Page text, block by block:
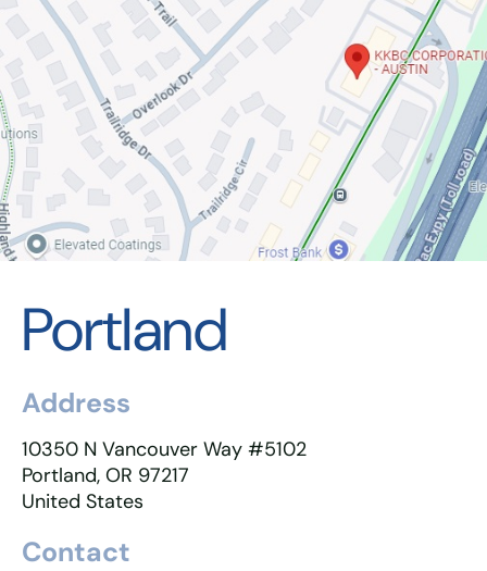
Portland
Address
10350 N Vancouver Way #5102
Portland, OR 97217
United States
Contact